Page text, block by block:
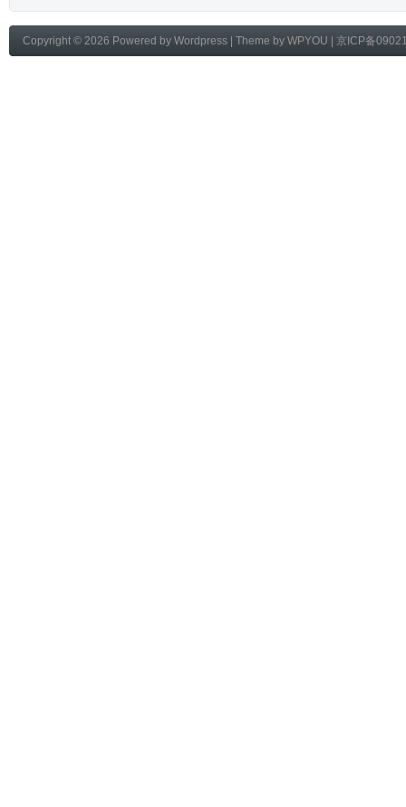
Copyright © 2026 Powered by Wordpress | Theme by WPYOU 京ICP备